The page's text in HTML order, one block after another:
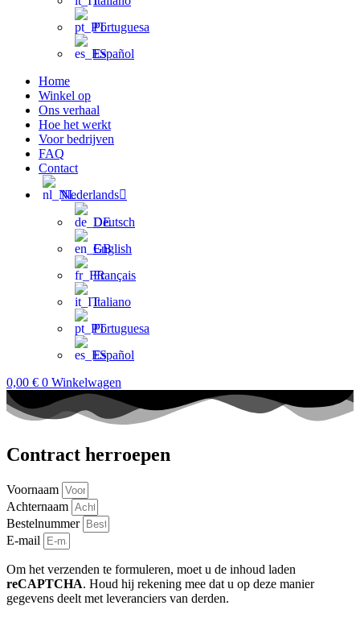
Portuguesa
Español
Home
Winkel op
Ons verhaal
Hoe het werkt
Voor bedrijven
FAQ
Contact
Nederlands
Deutsch
English
Français
Italiano
Portuguesa
Español
0,00 € 0 Winkelwagen
Contract herroepen
Voornaam
Achternaam
Bestelnummer
E-mail
Om het verzenden te formuleren, moet u de inhoud laden
reCAPTCHA. Houd hij rekening mee dat u op deze manier
gegevens deelt met leveranciers van derden.